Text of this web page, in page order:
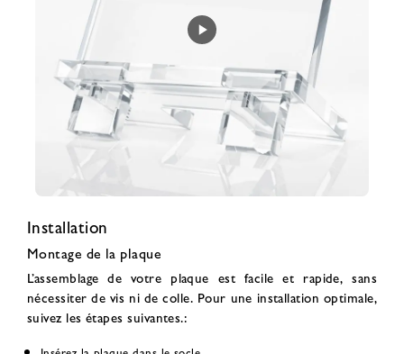
Installation
Montage de la plaque
L’assemblage de votre plaque est facile et rapide, sans
nécessiter de vis ni de colle. Pour une installation optimale,
suivez les étapes suivantes.: